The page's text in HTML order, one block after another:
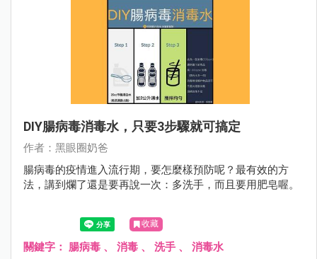
DIY腸病毒消毒水，只要3步驟就可搞定
作者：黑眼圈奶爸
腸病毒的疫情進入流行期，要怎麼樣預防呢？最有效的方
法，講到爛了還是要再說一次：多洗手，而且要用肥皂喔。
收藏
關鍵字： 腸病毒 、 消毒 、 洗手 、 消毒水